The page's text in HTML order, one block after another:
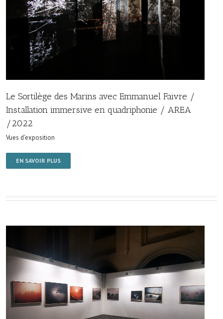
Le Sortilège des Marins avec Emmanuel Faivre /
Installation immersive en quadriphonie / AREA
/2022
Vues d'exposition
EN SAVOIR PLUS